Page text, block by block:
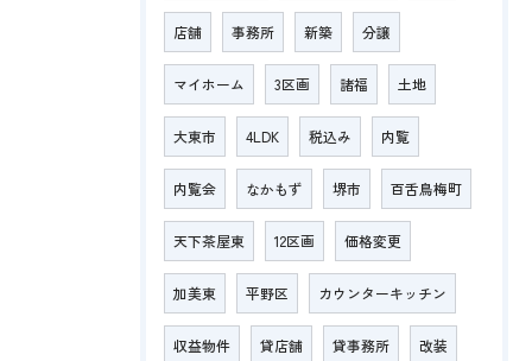
店舗 事務所 新築 分譲
マイホーム 3区画 諸福 土地
大東市 4LDK 税込み 内覧
内覧会 なかもず 堺市 百舌鳥梅町
天下茶屋東 12区画 価格変更
加美東 平野区 カウンターキッチン
収益物件 貸店舗 貸事務所 改装